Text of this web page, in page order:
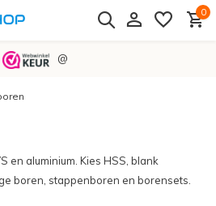
0
@
en aluminium. Kies HSS, blank
boren, stappenboren en borensets.